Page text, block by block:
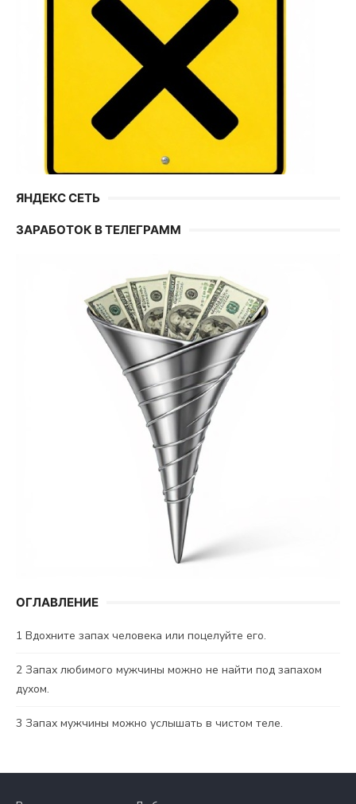
ЯНДЕКС СЕТЬ
ЗАРАБОТОК В ТЕЛЕГРАММ
ОГЛАВЛЕНИЕ
1 Вдохните запах человека или поцелуйте его.
2 Запах любимого мужчины можно не найти под запахом
духом.
3 Запах мужчины можно услышать в чистом теле.